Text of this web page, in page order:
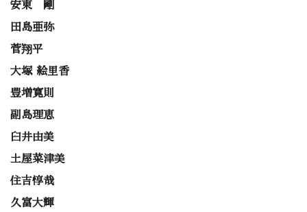
安東 剛
田島亜弥
菅翔平
大塚 絵里香
豊増寛則
副島理恵
臼井由美
土屋菜津美
住吉惇哉
久富大輝